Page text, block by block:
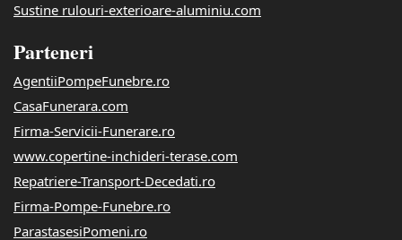
Sustine rulouri-exterioare-aluminiu.com
Parteneri
AgentiiPompeFunebre.ro
CasaFunerara.com
Firma-Servicii-Funerare.ro
www.copertine-inchideri-terase.com
Repatriere-Transport-Decedati.ro
Firma-Pompe-Funebre.ro
ParastasesiPomeni.ro